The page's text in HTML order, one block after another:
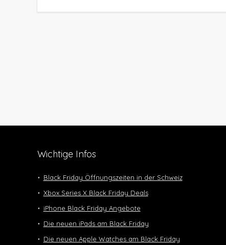
Wichtige Infos
Black Friday Öffnungszeiten in der Schweiz
Xbox Series X Black Friday Deals
iPhone Black Friday Angebote
Die neuen iPads am Black Friday
Die neuen Apple Watches am Black Friday